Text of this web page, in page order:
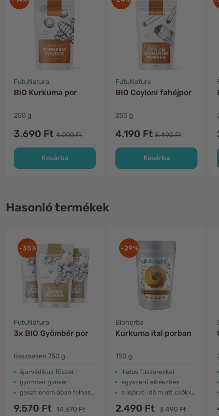
FutuNatura
BIO Kurkuma por
250 g
3.690 Ft 4.290 Ft
Kosárba
FutuNatura
BIO Ceyloni fahéjpor
250 g
4.190 Ft 5.490 Ft
Kosárba
Hasonló termékek
-35%
FutuNatura
3x BIO Gyömbér por
összsesen 750 g
ájurvédikus fűszer
gyömbér gyökér
gasztronómiában felhasználható
9.570 Ft 14.670 Ft
-29%
Bioherba
Kurkuma ital porban
150 g
illatos fűszerekkel
egyszerű elkészítés
a lejárati idő miatt csökkent az ár
2.490 Ft 3.490 Ft